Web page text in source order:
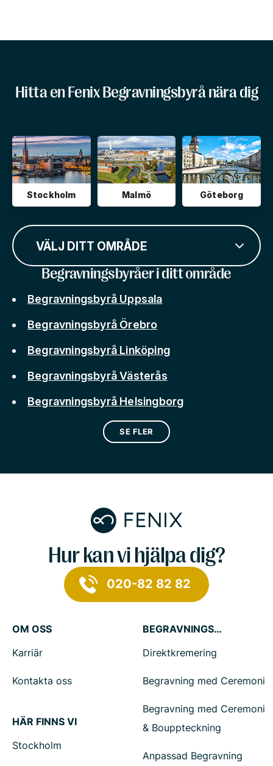
Hitta en Fenix Begravningsbyrå nära dig
Stockholm Malmö Göteborg
VÄLJ DITT OMRÅDE
Begravningsbyråer i ditt område
Begravningsbyrå Uppsala
Begravningsbyrå Örebro
Begravningsbyrå Linköping
Begravningsbyrå Västerås
Begravningsbyrå Helsingborg
SE FLER
Hur kan vi hjälpa dig?
020-82 82 82
OM OSS
Karriär
Kontakta oss
HÄR FINNS VI
Stockholm
BEGRAVNINGSTJÄNSTER
Direktkremering
Begravning med Ceremoni
Begravning med Ceremoni
& Bouppteckning
Anpassad Begravning